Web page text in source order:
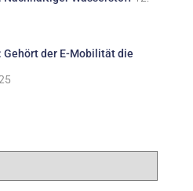
Gehört der E-Mobilität die